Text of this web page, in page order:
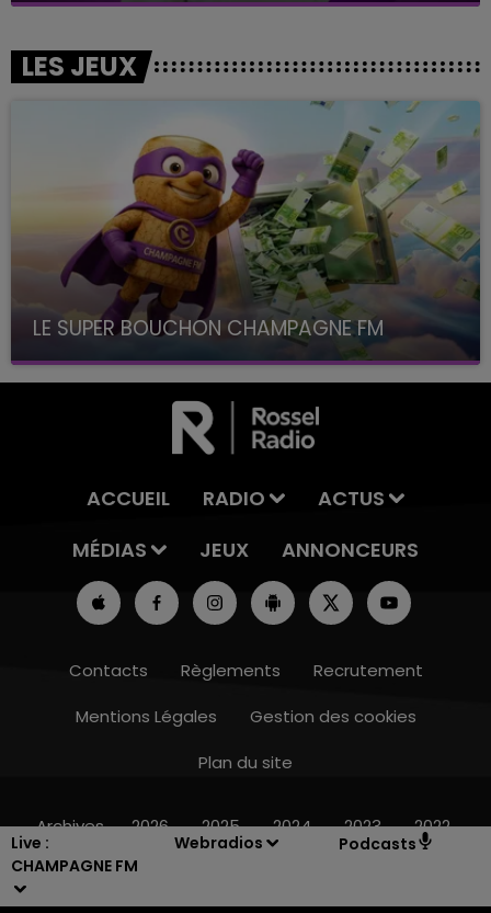
Live :
CHAMPAGNE FM
Webradios Podcasts
16h00 - 20h00
LES JEUX
LE SUPER BOUCHON CHAMPAGNE FM
avec La Famille Champagne FM, à 8H10
ACCUEIL RADIO
ACTUS
MÉDIAS
JEUX ANNONCEURS
Contacts Règlements
Recrutement
Mentions Légales
Gestion des cookies
Plan du site
Archives 2026 2025 2024 2023 2022